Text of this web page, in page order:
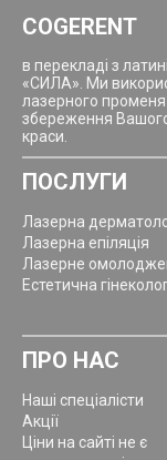
COGERENT
в перекладі з
«СИЛА». Ми
лазерного
збереження
краси.
ПОСЛУГИ
Лазерна
Лазерна епіляція
Лазерне
Естетична
ПРО НАС
Наші спеціалісти
Акції
Ціни на сайті не є